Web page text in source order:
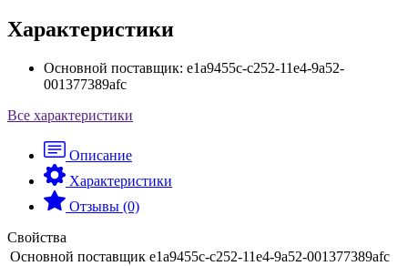
Характеристики
Основной поставщик: e1a9455c-c252-11e4-9a52-
001377389afc
Все характеристики
Описание
Характеристики
Отзывы (0)
Свойства
Основной поставщик e1a9455c-c252-11e4-9a52-001377389afc